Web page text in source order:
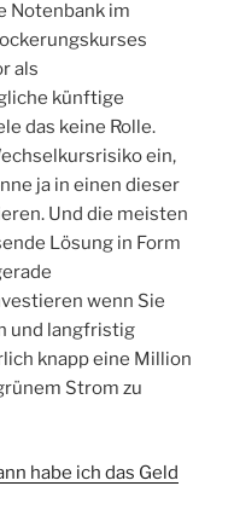
Notenbank im
als
künftige
das keine Rolle.
ein,
ja in einen dieser
Und die meisten
Lösung in Form
wenn Sie
und langfristig
knapp eine Million
Strom zu
habe ich das Geld